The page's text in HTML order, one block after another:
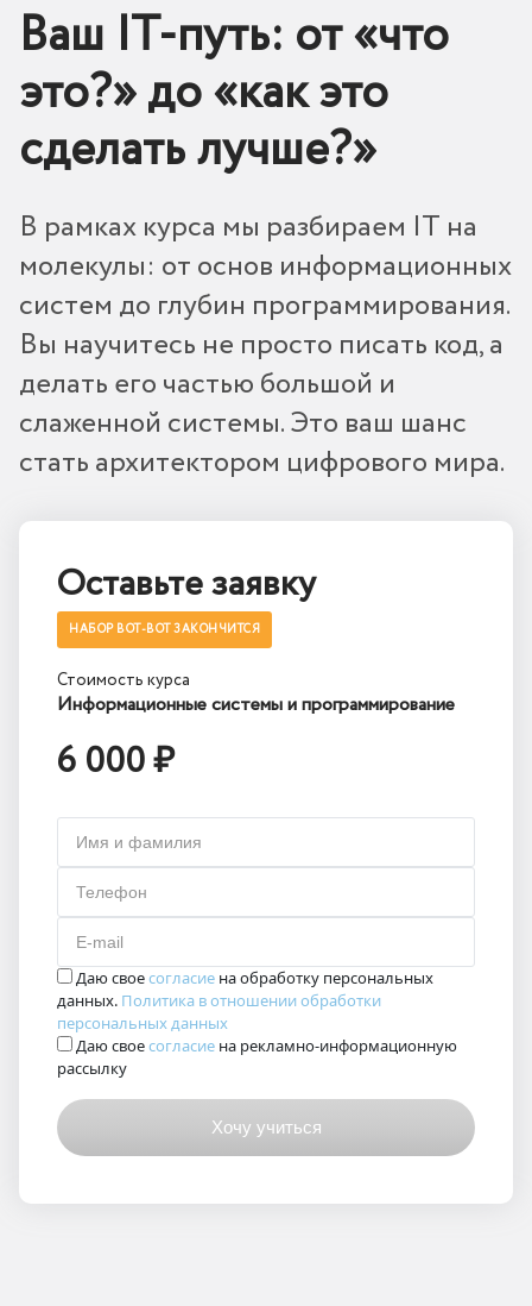
Ваш IT-путь: от «что
это?» до «как это
сделать лучше?»
В рамках курса мы разбираем IT на
молекулы: от основ информационных
систем до глубин программирования.
Вы научитесь не просто писать код, а
делать его частью большой и
слаженной системы. Это ваш шанс
стать архитектором цифрового мира.
Оставьте заявку
НАБОР ВОТ-ВОТ ЗАКОНЧИТСЯ
Стоимость курса
Информационные системы и программирование
6 000 ₽
Имя и фамилия
Телефон
E-mail
Даю своесогласие на обработку персональных
данных. Политика в отношении обработки
персональных данных
Даю своесогласие на рекламно-информационную
рассылку